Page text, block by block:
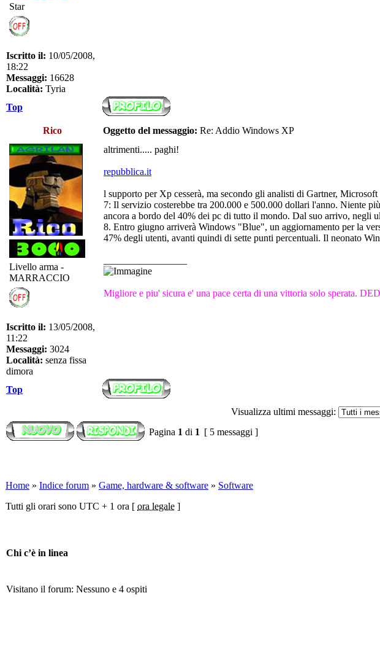
Star
Iscritto il: 10/05/2008,
18:22
Messaggi: 16628
Località: Tyria
Top
Rico Oggetto del messaggio: Re: Addio Windows XP
Livello arma -
MARRACCIO
Iscritto il: 13/05/2008,
11:22
Messaggi: 3024
Località: senza fissa
dimora
altrimenti..... paghi!
repubblica.it
l supporto per Xp cesserà, ma secondo gli analisti di Gartner,
7: Il servizio costerebbe tra 200.000 e 500.000 dollari l'anno. Niente
ancora a bordo del 40% dei pc di tutto il mondo. Dal suo arrivo,
8. Entro giugno arriverà Windows "Blue", un aggiornamento per la
47% degli utenti, avanti quindi di sette punti percentuali. Il neonato
Migliore e piu' sicura e' una pace certa di una vittoria solo sperata.
Top
Visualizza ultimi messaggi:
Pagina 1 di 1 [ 5 messaggi ]
Home » Indice forum » Game, hardware & software » Software
Tutti gli orari sono UTC + 1 ora [ ora legale ]
Chi c’è in linea
Visitano il forum: Nessuno e 4 ospiti